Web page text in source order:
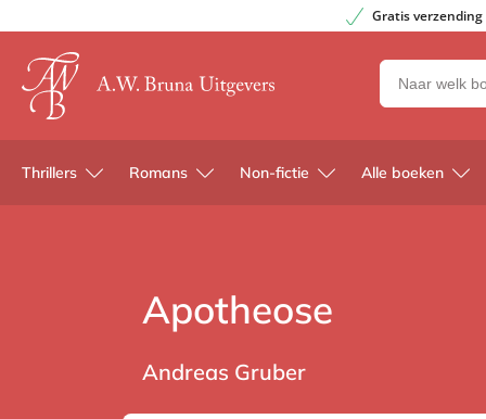
Gratis verzending
Zoeken
naar
en
uitgevers
Thrillers Romans Non-fictie Alle boeken
Apotheose
Andreas Gruber